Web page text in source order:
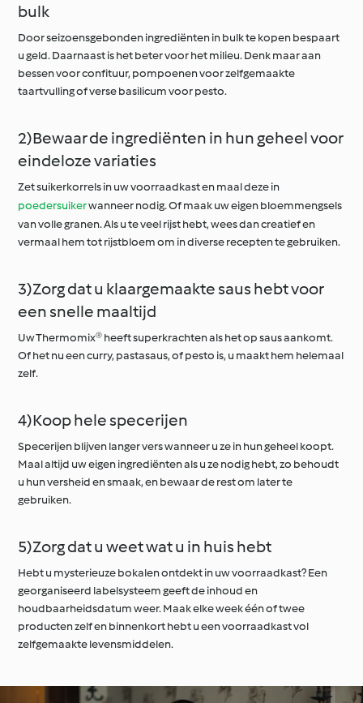
bulk
Door seizoensgebonden ingrediënten in bulk te kopen bespaart
u geld. Daarnaast is het beter voor het milieu. Denk maar aan
bessen voor confituur, pompoenen voor zelfgemaakte
taartvulling of verse basilicum voor pesto.
2)Bewaar de ingrediënten in hun geheel voor
eindeloze variaties
Zet suikerkorrels in uw voorraadkast en maal deze in
poedersuikerwanneer nodig. Of maak uw eigen bloemmengsels
van volle granen. Als u te veel rijst hebt, wees dan creatief en
vermaal hem tot rijstbloem om in diverse recepten te gebruiken.
3)Zorg dat u klaargemaakte saus hebt voor
een snelle maaltijd
Uw Thermomix® heeft superkrachten als het op saus aankomt.
Of het nu een curry, pastasaus, of pesto is, u maakt hem helemaal
zelf.
4)Koop hele specerijen
Specerijen blijven langer vers wanneer u ze in hun geheel koopt.
Maal altijd uw eigen ingrediënten als u ze nodig hebt, zo behoudt
u hun versheid en smaak, en bewaar de rest om later te
gebruiken.
5)Zorg dat u weet wat u in huis hebt
Hebt u mysterieuze bokalen ontdekt in uw voorraadkast? Een
georganiseerd labelsysteem geeft de inhoud en
houdbaarheidsdatum weer. Maak elke week één of twee
producten zelf en binnenkort hebt u een voorraadkast vol
zelfgemaakte levensmiddelen.